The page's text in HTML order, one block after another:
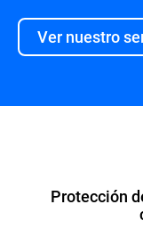
Ver nuestro
Protección